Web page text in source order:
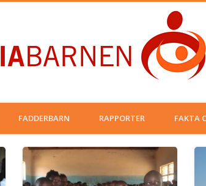
FADDERBARN RAPPORTER FAKTA